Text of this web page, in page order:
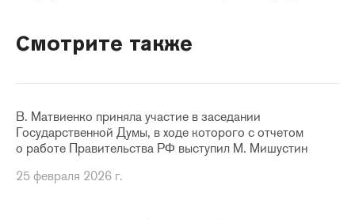
Смотрите также
В. Матвиенко приняла участие в заседании
Государственной Думы, в ходе которого с отчетом
о работе Правительства РФ выступил М. Мишустин
25 февраля 2026 г.